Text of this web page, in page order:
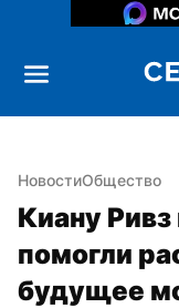
НовостиОбщество
Киану
помогли
будущее